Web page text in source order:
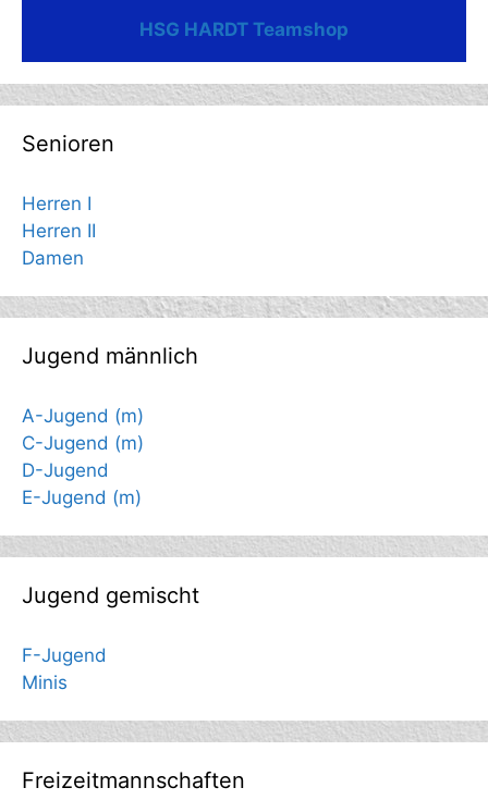
HSG HARDT Teamshop
Senioren
Herren I
Herren II
Damen
Jugend männlich
A-Jugend (m)
C-Jugend (m)
D-Jugend
E-Jugend (m)
Jugend gemischt
F-Jugend
Minis
Freizeitmannschaften